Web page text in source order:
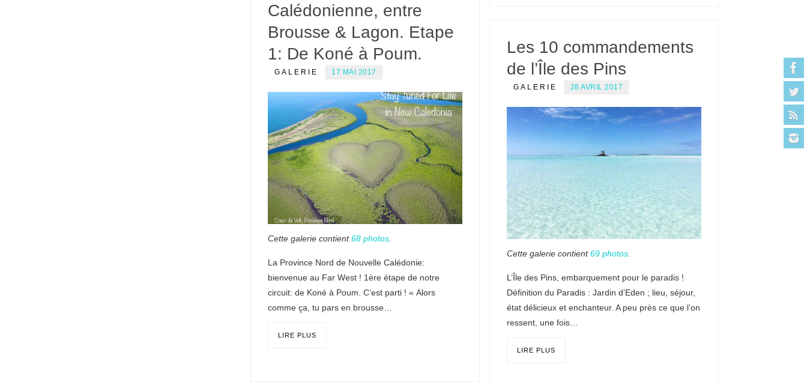
Calédonienne, entre
Brousse & Lagon. Etape
1: De Koné à Poum.
GALERIE 17 MAI 2017
Cette galerie contient68 photos
La Province Nord de Nouvelle Calédonie:
bienvenue au Far West ! 1ère étape de notre
circuit: de Koné à Poum. C’est parti ! « Alors
comme ça, tu pars en brousse…
LIRE PLUS
Les 10 commandements
de l’Île des Pins
GALERIE 28 AVRIL 2017
Cette galerie contient69 photos.
L’Île des Pins, embarquement pour le paradis !
Définition du Paradis : Jardin d’Eden ; lieu, séjour,
état délicieux et enchanteur. A peu près ce que l’on
ressent, une fois…
LIRE PLUS